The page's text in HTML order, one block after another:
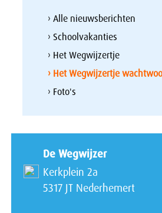
› Alle nieuwsberichten
› Schoolvakanties
› Het Wegwijzertje
› Het Wegwijzertje
› Foto's
De Wegwijzer
Kerkplein 2a
5317 JT Nederhemert